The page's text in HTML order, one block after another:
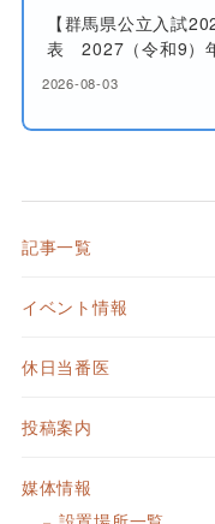
【群馬県公立入試
表 2027（令和9）
2026-08-03
記事一覧
イベント情報
休日当番医
投稿案内
媒体情報